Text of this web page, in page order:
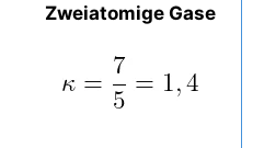
Zweiatomige Gase